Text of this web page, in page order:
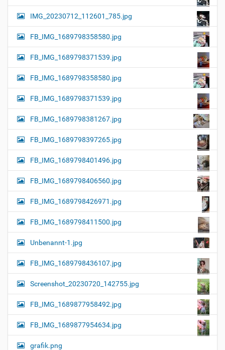
IMG_20230712_112601_785.jpg
FB_IMG_1689798358580.jpg
FB_IMG_1689798371539.jpg
FB_IMG_1689798358580.jpg
FB_IMG_1689798371539.jpg
FB_IMG_1689798381267.jpg
FB_IMG_1689798397265.jpg
FB_IMG_1689798401496.jpg
FB_IMG_1689798406560.jpg
FB_IMG_1689798426971.jpg
FB_IMG_1689798411500.jpg
Unbenannt-1.jpg
FB_IMG_1689798436107.jpg
Screenshot_20230720_142755.jpg
FB_IMG_1689877958492.jpg
FB_IMG_1689877954634.jpg
grafik.png